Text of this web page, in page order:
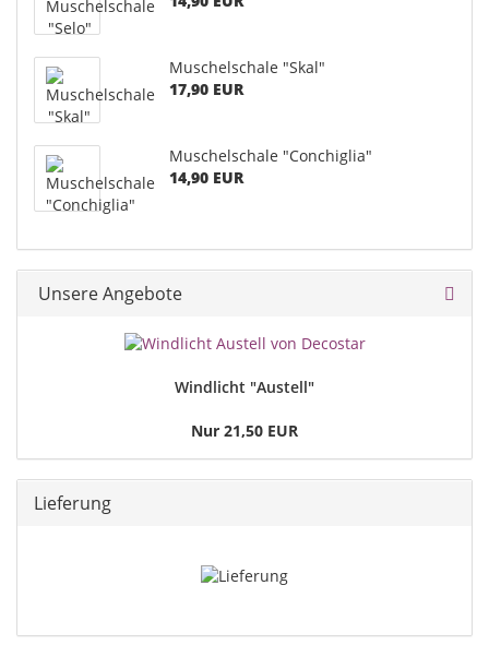
Muschelschale "Skal"
17,90 EUR
Muschelschale "Conchiglia"
14,90 EUR
Unsere Angebote
Windlicht "Austell"
Nur 21,50 EUR
Lieferung